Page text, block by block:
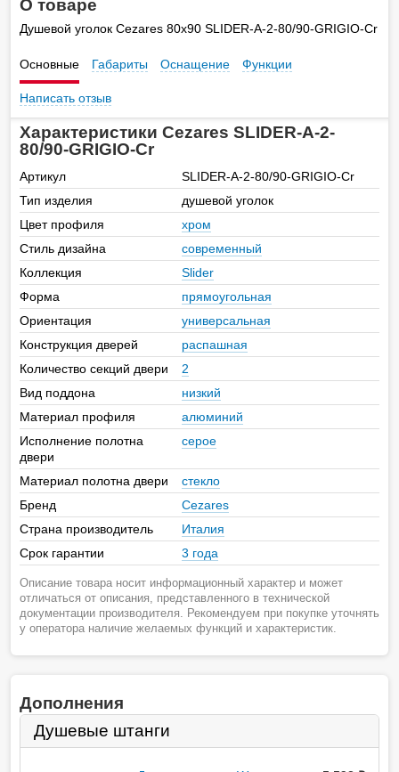
О товаре
Душевой уголок Cezares 80х90 SLIDER-A-2-80/90-GRIGIO-Cr
Основные Габариты Оснащение Функции
Написать отзыв
Характеристики Cezares SLIDER-A-2-
80/90-GRIGIO-Cr
Артикул
SLIDER-A-2-80/90-GRIGIO-Cr
Тип изделия
душевой уголок
Цвет профиля
хром
Стиль дизайна
современный
Коллекция
Slider
Форма
прямоугольная
Ориентация
универсальная
Конструкция дверей
распашная
Количество секций двери
2
Вид поддона
низкий
Материал профиля
алюминий
Исполнение полотна
двери
серое
Материал полотна двери
стекло
Бренд
Cezares
Страна производитель
Италия
Срок гарантии
3 года
Описание товара носит информационный характер и может
отличаться от описания, представленного в технической
документации производителя. Рекомендуем при покупке уточнять
у оператора наличие желаемых функций и характеристик.
Дополнения
Душевые штанги